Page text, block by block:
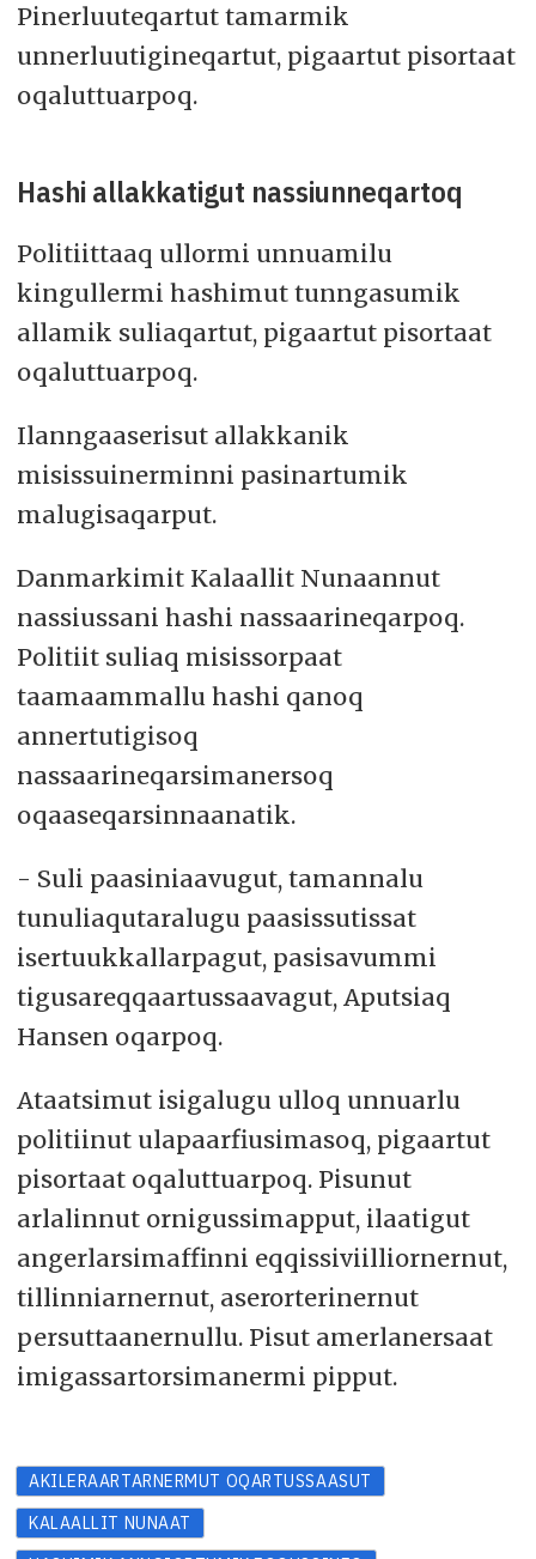
Pinerluuteqartut tamarmik
unnerluutigineqartut, pigaartut pisortaat
oqaluttuarpoq.
Hashi allakkatigut nassiunneqartoq
Politiittaaq ullormi unnuamilu
kingullermi hashimut tunngasumik
allamik suliaqartut, pigaartut pisortaat
oqaluttuarpoq.
Ilanngaaserisut allakkanik
misissuinerminni pasinartumik
malugisaqarput.
Danmarkimit Kalaallit Nunaannut
nassiussani hashi nassaarineqarpoq.
Politiit suliaq misissorpaat
taamaammallu hashi qanoq
annertutigisoq
nassaarineqarsimanersoq
oqaaseqarsinnaanatik.
- Suli paasiniaavugut, tamannalu
tunuliaqutaralugu paasissutissat
isertuukkallarpagut, pasisavummi
tigusareqqaartussaavagut, Aputsiaq
Hansen oqarpoq.
Ataatsimut isigalugu ulloq unnuarlu
politiinut ulapaarfiusimasoq, pigaartut
pisortaat oqaluttuarpoq. Pisunut
arlalinnut ornigussimapput, ilaatigut
angerlarsimaffinni eqqissiviilliornernut,
tillinniarnernut, aserorterinernut
persuttaanernullu. Pisut amerlanersaat
imigassartorsimanermi pipput.
AKILERAARTARNERMUT OQARTUSSAASUT
KALAALLIT NUNAAT